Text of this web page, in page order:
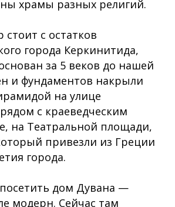
храмы разных религий.
стоит с остатков
города Керкинитида,
за 5 веков до нашей
и фундаментов накрыли
на улице
с краеведческим
на Театральной площади,
привезли из Греции
города.
дом Дувана —
модерн. Сейчас там